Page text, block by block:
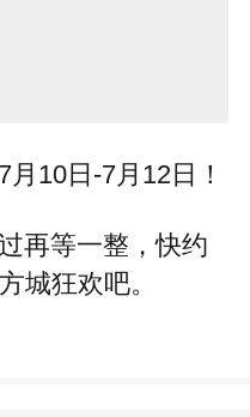
10日-7月12日！
再等一整，快约
城狂欢吧。